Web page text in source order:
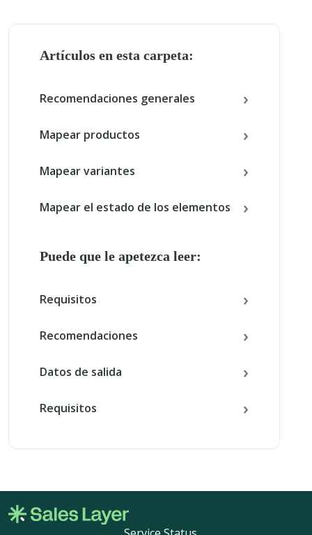
Artículos en esta carpeta:
Recomendaciones generales
Mapear productos
Mapear variantes
Mapear el estado de los elementos
Puede que le apetezca leer:
Requisitos
Recomendaciones
Datos de salida
Requisitos